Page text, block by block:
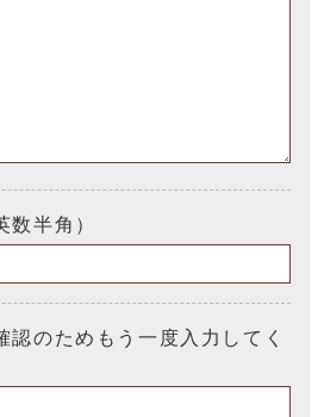
数半角）
認のためもう一度入力してく